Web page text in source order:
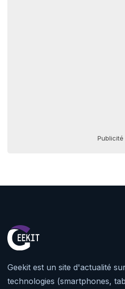
Publicité
Geekit est un site d'actualité
technologies (smartphones,